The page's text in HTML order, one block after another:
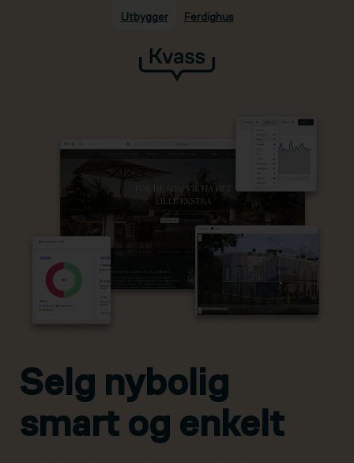
Hopp til hovedinnhold
Utbygger Ferdighus
Selg nybolig
smart og enkelt